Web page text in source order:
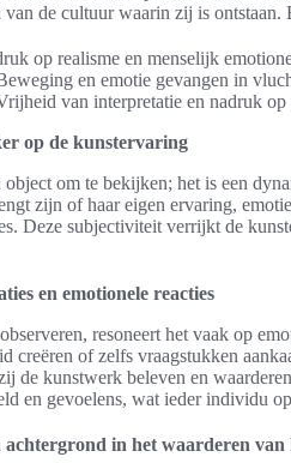
de cultuur waarin zij is
op realisme en menselijk
en emotie gevangen in
van interpretatie en nadruk op
op de kunstervaring
om te bekijken; het is een
zijn of haar eigen ervaring,
Deze subjectiviteit verrijkt de
en emotionele reacties
resoneert het vaak op
creëren of zelfs vraagstukken
de kunstwerk beleven en
en gevoelens, wat ieder individu op
achtergrond in het waarderen van